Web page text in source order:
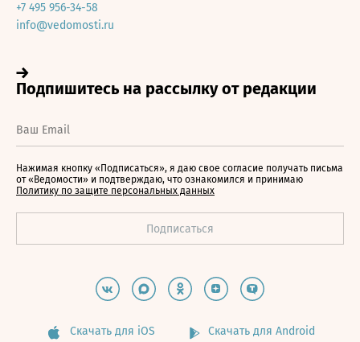
+7 495 956-34-58
info@vedomosti.ru
Нажимая кнопку «Подписаться», я даю свое согласие получать письма
от «Ведомости» и подтверждаю, что ознакомился и принимаю
Политику по защите персональных данных
Скачать для iOS Скачать для Android